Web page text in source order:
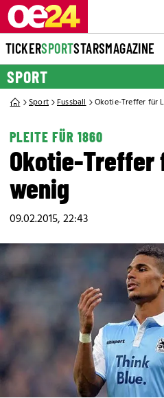
TICKERSPORTSTARSMAGAZINE
SPORT
Sport Fussball Okotie-Treffer für
PLEITE FÜR 1860
Okotie-Treffer
wenig
09.02.2015, 22:43